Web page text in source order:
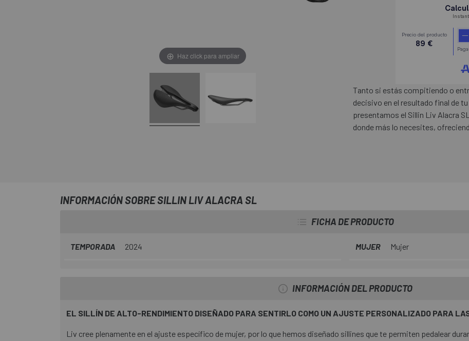
Haz click para ampliar
Tanto si estás compitiendo o
decisivo en el resultado final de
presentamos el Sillin Liv Alacra
donde más lo necesites,
INFORMACIÓN SOBRE SILLIN LIV ALACRA SL
FICHA DE PRODUCTO
TEMPORADA 2024 MUJER Mujer
INFORMACIÓN DEL PRODUCTO
EL SILLÍN DE ALTO-RENDIMIENTO DISEÑADO PARA SENTIRLO COMO UN AJUSTE PERSONALIZADO PARA
Liv cree plenamente en el ajuste específico de mujer, por lo que hemos diseñado sillines que te permiten pedalear